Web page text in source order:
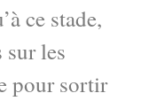
ce stade,
sur les
pour sortir